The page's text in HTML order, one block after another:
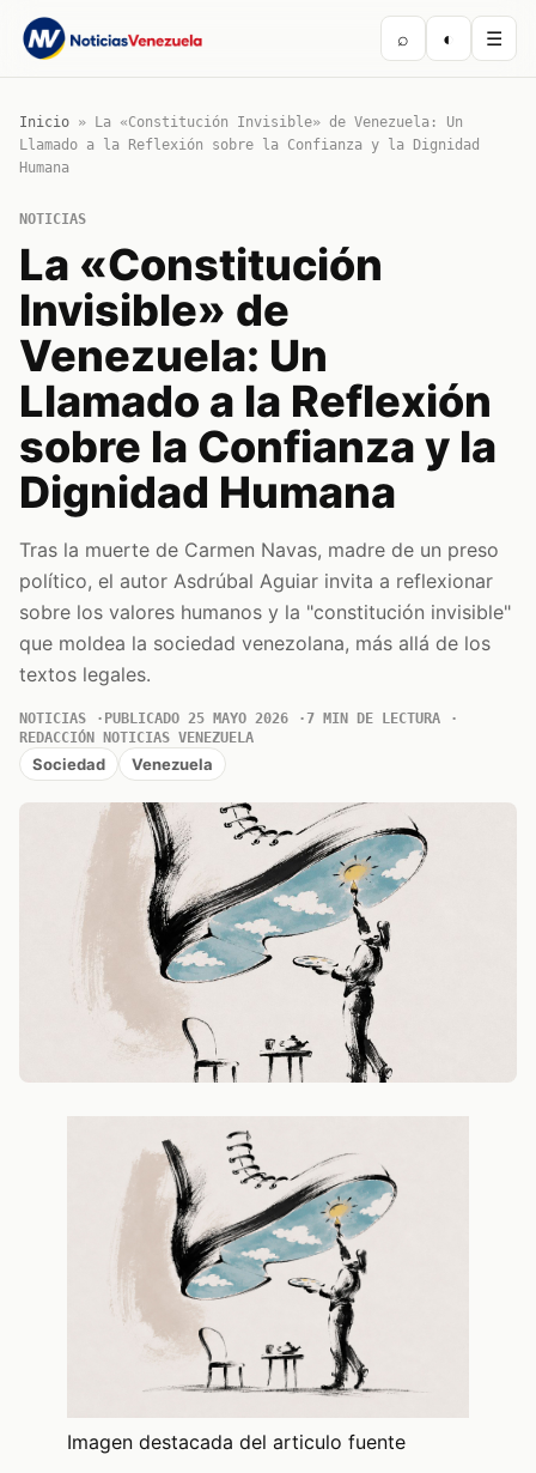
⌕ ◐ ☰
Inicio »
La «Constitución Invisible» de Venezuela: Un
Llamado a la Reflexión sobre la Confianza y la Dignidad
Humana
NOTICIAS
La «Constitución
Invisible» de
Venezuela: Un
Llamado a la Reflexión
sobre la Confianza y la
Dignidad Humana
Tras la muerte de Carmen Navas, madre de un preso
político, el autor Asdrúbal Aguiar invita a reflexionar
sobre los valores humanos y la "constitución invisible"
que moldea la sociedad venezolana, más allá de los
textos legales.
NOTICIAS PUBLICADO 25 MAYO 2026
7 MIN DE LECTURA
REDACCIÓN NOTICIAS VENEZUELA
Sociedad Venezuela
Imagen destacada del articulo fuente